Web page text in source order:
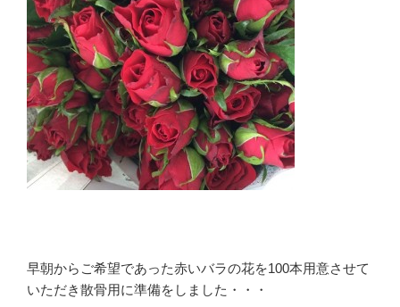
早朝からご希望であった赤いバラの花を100本用意させて
いただき散骨用に準備をしました・・・